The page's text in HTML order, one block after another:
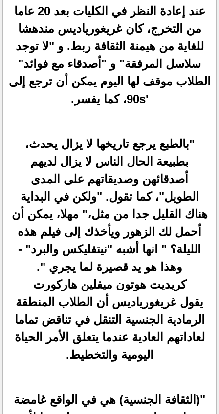
عند إعادة النظر في الكليات بعد 20 عاما
من التخرج، كان غريغورياديس مندهشا
للغاية من هيمنة الثقافة ربط. و "لا توجد
سلاسل المرفقة" و "أصدقاء مع فوائد"
الطلاب موقف لها اليوم يمكن أن ترجع إلى
'90s، كما يفسر.
"بالطبع يرجع تاريخها لا يزال يحدث،
بطبيعة الحال الناس لا يزال لديهم
أصدقائهن وصديقاتهم على المدى
الطويل"، كما تقول. "ولكن في البداية
هناك القليل جدا من مثل،" مهلا، يمكن أن
أحمل لك الزهور ويأخذك إلى فيلم هذه
الليلة؟ " انها أشبه "نيتفليكس والبرد" -
وهذا هو يد قصيرة لما يجري ".
كريديت هوتون ميفلين هاركورت
يقول غريغورياديس أن الطلاب المنطقة
الرمادية الجنسية التنقل في تناقض تماما
لعاداتهم العادية عندما يتعلق الأمر الحياة
اليومية والتخطيط.
"(الثقافة الجنسية) هي في الواقع غامضة